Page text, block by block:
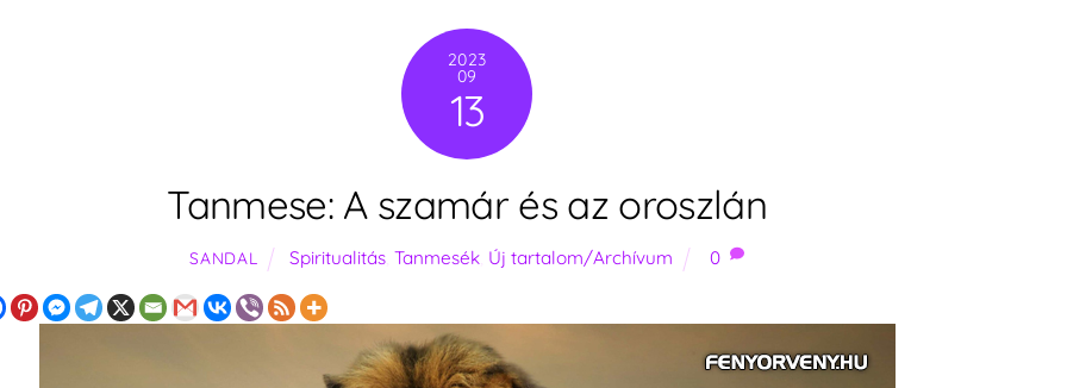
2023
09
13
Tanmese: A szamár és az oroszlán
SANDAL Spiritualitás ,Tanmesék Új tartalom/Archívum 0